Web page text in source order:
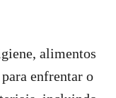
alimentos
enfrentar o